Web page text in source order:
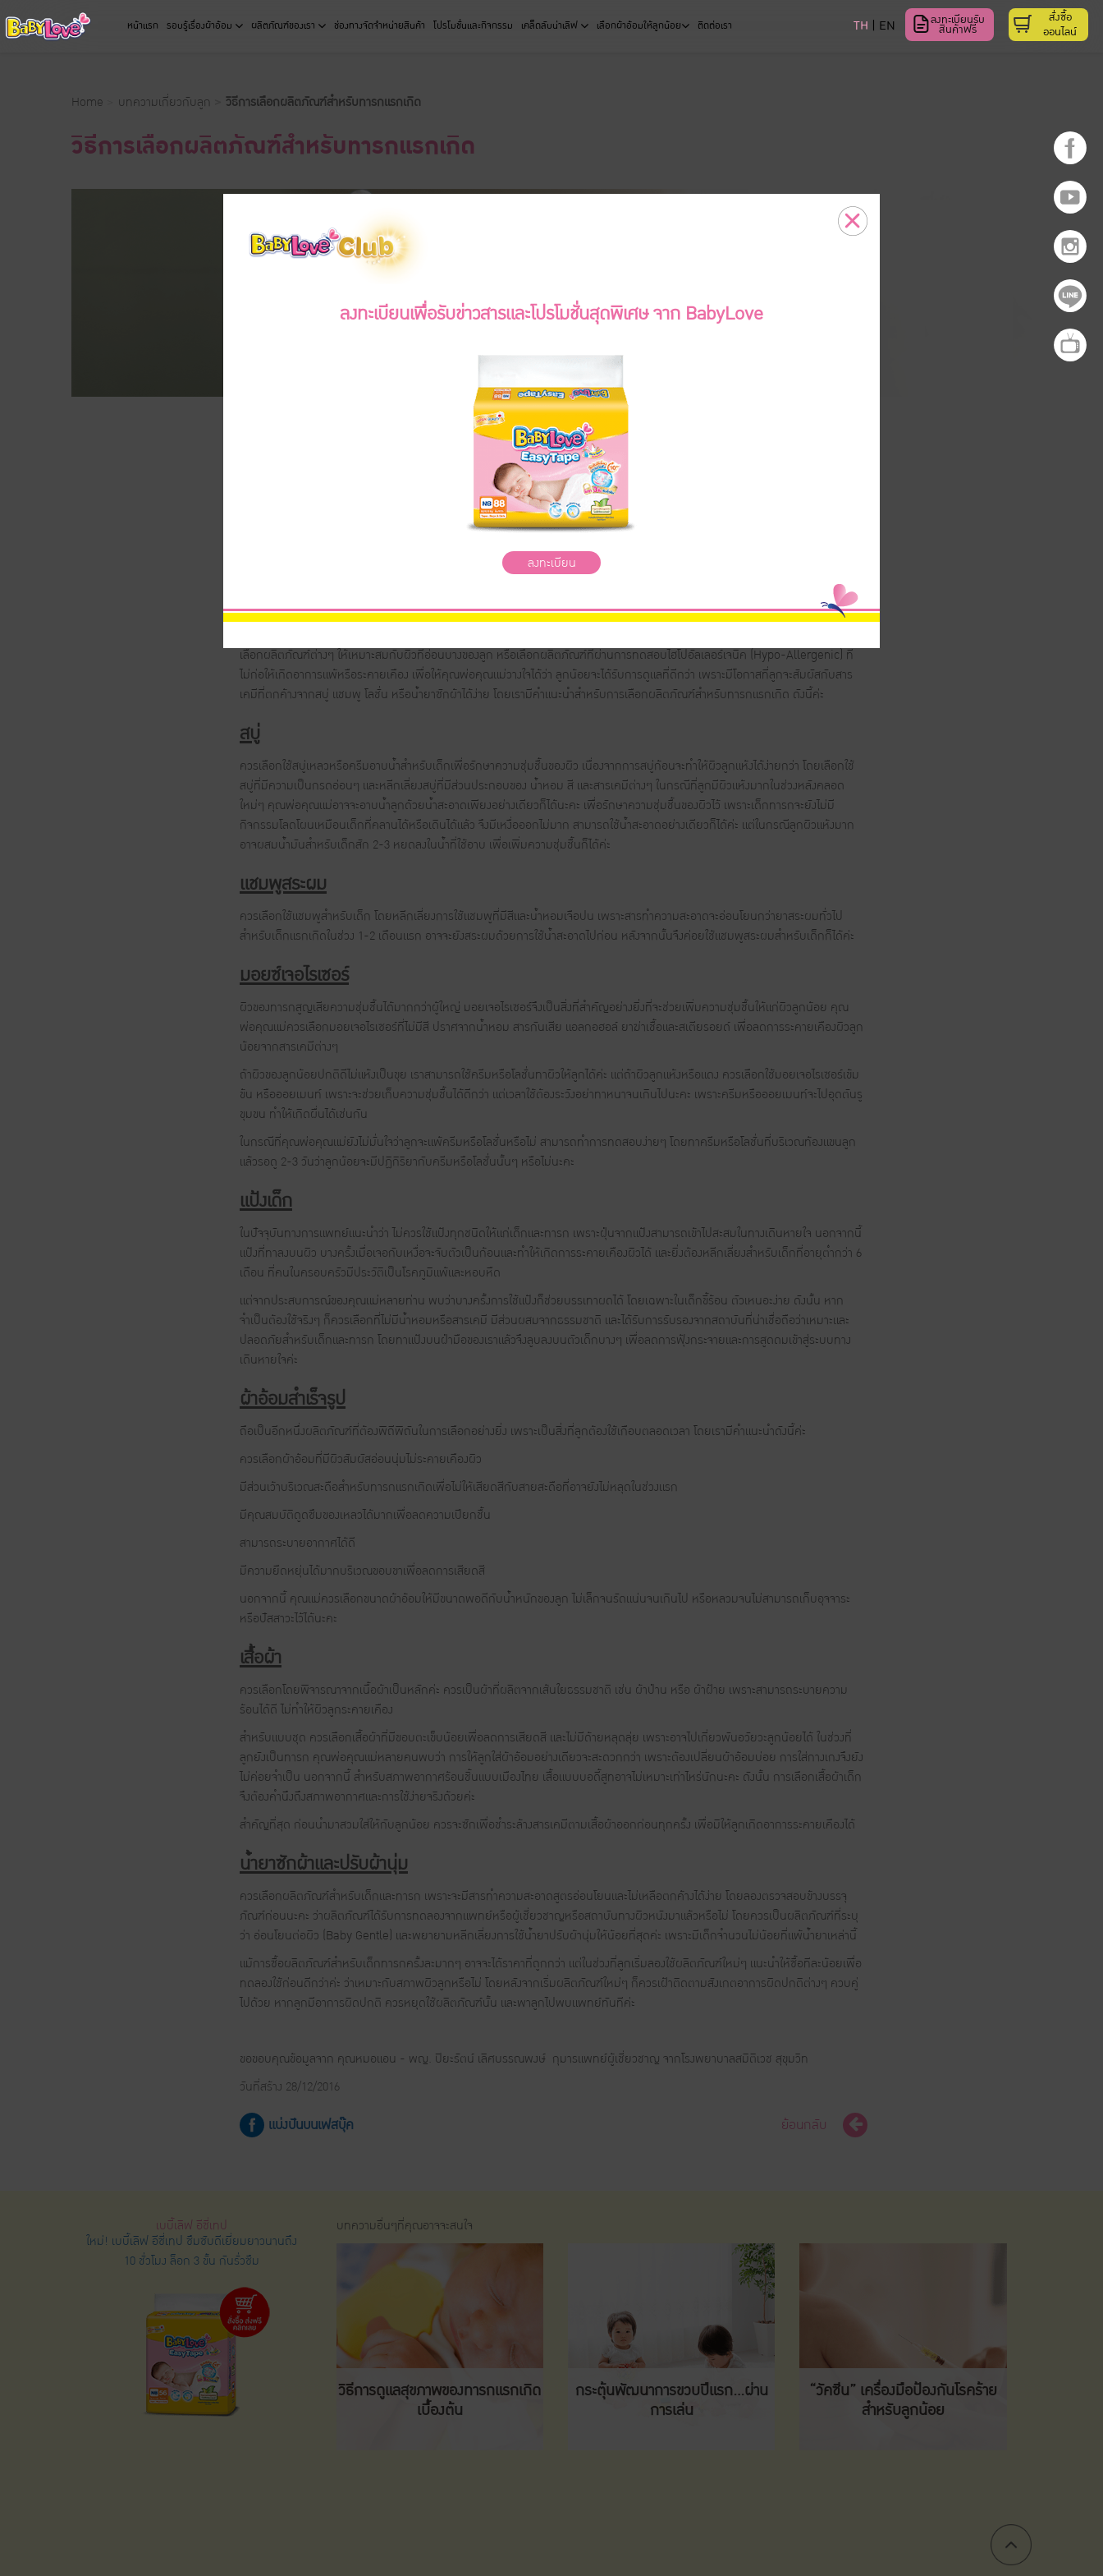
หน้าแรก รอบรู้เรื่องผ้าอ้อม ผลิตภัณฑ์ของเรา ช่องทางจัดจำหน่ายสินค้า โปรโมชั่นและกิจกรรม เคล็ดลับน่าเลิฟ เลือกผ้าอ้อมให้ลูกน้อย ติดต่อเรา TH EN ลงทะเบียนรับ
สินค้าฟรี
สั่งซื้อ
ออนไลน์
Home บทความเกี่ยวกับลูก วิธีการเลือกผลิตภัณฑ์สำหรับทารกแรกเกิด
วิธีการเลือกผลิตภัณฑ์สำหรับทารกแรกเกิด
ผลิตภัณฑ์สำหรับเด็กน้อย เป็นสิ่งที่คุณพ่อคุณแม่จะต้องมีความพิถีพิถันในการเลือกยิ่งกว่าผลิตภัณฑ์ที่ใช้เองอีกค่ะ เนื่องจากผิวของ
ลูกน้อยเมื่อแรกเกิดจะมีลักษณะพิเศษคือ ละเอียดอ่อน บอบบางและระคายเคืองต่อสิ่งที่มากระทบได้ง่าย โดยเฉพาะสารเคมีต่างๆ เนื่องจาก
เลือกผลิตภัณฑ์ต่างๆ ให้เหมาะสมกับผิวที่อ่อนบางของลูก หรือเลือกผลิตภัณฑ์ที่ผ่านการทดสอบไฮโปอัลเลอร์เจนิค (Hypo-Allergenic) ที่
ไม่ก่อให้เกิดอาการแพ้หรือระคายเคือง เพื่อให้คุณพ่อคุณแม่วางใจได้ว่า ลูกน้อยจะได้รับการดูแลที่ดีกว่า เพราะมีโอกาสที่ลูกจะสัมผัสกับสาร
เคมีที่ตกค้างจากสบู่ แชมพู โลชั่น หรือน้ำยาซักผ้าได้ง่าย โดยเรามีคำแนะนำสำหรับการเลือกผลิตภัณฑ์สำหรับทารกแรกเกิด ดังนี้ค่ะ
สบู่
ควรเลือกใช้สบู่เหลวหรือครีมอาบน้ำสำหรับเด็กเพื่อรักษาความชุ่มชื้นของผิว เนื่องจากการสบู่ก้อนจะทำให้ผิวลูกแห้งได้ง่ายกว่า โดยเลือกใช้
สบู่ที่มีความเป็นกรดอ่อนๆ และหลีกเลี่ยงสบู่ที่มีส่วนประกอบของ น้ำหอม สี และสารเคมีต่างๆ ในกรณีที่ลูกมีผิวแห้งมากในช่วงหลังคลอด
ใหม่ๆ คุณพ่อคุณแม่อาจจะอาบน้ำลูกด้วยน้ำสะอาดเพียงอย่างเดียวก็ได้นะคะ เพื่อรักษาความชุ่มชื้นของผิวไว้ เพราะเด็กทารกจะยังไม่มี
กิจกรรมโลดโผนเหมือนเด็กที่คลานได้หรือเดินได้แล้ว จึงมีเหงื่อออกไม่มาก สามารถใช้น้ำสะอาดอย่างเดียวก็ได้ค่ะ แต่ในกรณีลูกผิวแห้งมาก
อาจผสมน้ำมันสำหรับเด็กสัก 2-3 หยดลงในน้ำที่ใช้อาบ เพื่อเพิ่มความชุ่มชื้นก็ได้ค่ะ
แชมพูสระผม
ควรเลือกใช้แชมพูสำหรับเด็ก โดยหลีกเลี่ยงการใช้แชมพูที่มีสีและน้ำหอมเจือปน เพราะสารทำความสะอาดจะอ่อนโยนกว่ายาสระผมทั่วไป
สำหรับเด็กแรกเกิดในช่วง 1-2 เดือนแรก อาจจะยังสระผมด้วยการใช้น้ำสะอาดไปก่อน หลังจากนั้นจึงค่อยใช้แชมพูสระผมสำหรับเด็กก็ได้ค่ะ
มอยซ์เจอไรเซอร์
ผิวของทารกสูญเสียความชุ่มชื้นได้มากกว่าผู้ใหญ่ มอยเจอไรเซอร์จึงเป็นสิ่งที่สำคัญอย่างยิ่งที่จะช่วยเพิ่มความชุ่มชื้นให้แก่ผิวลูกน้อย คุณ
พ่อคุณแม่ควรเลือกมอยเจอไรเซอร์ที่ไม่มีสี ปราศจากน้ำหอม สารกันเสีย แอลกอฮอล์ ยาฆ่าเชื้อและสเตียรอยด์ เพื่อลดการระคายเคืองผิวลูก
น้อยจากสารเคมีต่างๆ
ถ้าผิวของลูกน้อยปกติดีไม่แห้งเป็นขุย เราสามารถใช้ครีมหรือโลชั่นทาผิวให้ลูกได้ค่ะ แต่ถ้าผิวลูกแห้งหรือแดง ควรเลือกใช้มอยเจอไรเซอร์เข้ม
ข้น หรือออยเมนท์ เพราะจะช่วยเก็บความชุ่มชื้นได้ดีกว่า แต่เวลาใช้ต้องระวังอย่าทาหนาจนเกินไปนะคะ เพราะครีมหรือออยเมนท์จะไปอุดตันรู
ขุมขน ทำให้เกิดผื่นได้เช่นกัน
ในกรณีที่คุณพ่อคุณแม่ยังไม่มั่นใจว่าลูกจะแพ้ครีมหรือโลชั่นหรือไม่ สามารถทำการทดสอบง่ายๆ โดยทาครีมหรือโลชั่นที่บริเวณท้องแขนลูก
แล้วรอดู 2-3 วันว่าลูกน้อยจะมีปฏิกิริยากับครีมหรือโลชั่นนั้นๆ หรือไม่นะคะ
แป้งเด็ก
ในปัจจุบันทางการแพทย์แนะนำว่า ไม่ควรใช้แป้งทุกชนิดให้แก่เด็กและทารก เพราะฝุ่นจากแป้งสามารถเข้าไปสะสมในทางเดินหายใจ นอกจากนี้
แป้งที่ทาลงบนผิว บางครั้งเมื่อเจอกับเหงื่อจะจับตัวเป็นก้อนและทำให้เกิดการระคายเคืองผิวได้ และยิ่งต้องหลีกเลี่ยงสำหรับเด็กที่อายุต่ำกว่า 6
เดือน ที่คนในครอบครัวมีประวัติเป็นโรคภูมิแพ้และหอบหืด
แต่จากประสบการณ์ของคุณแม่หลายท่าน พบว่าบางครั้งการใช้แป้งก็ช่วยบรรเทาผดได้ โดยเฉพาะในเด็กขี้ร้อน ตัวเหนอะง่าย ดังนั้น หาก
จำเป็นต้องใช้จริงๆ ก็ควรเลือกที่ไม่มีน้ำหอมหรือสารเคมี มีส่วนผสมจากธรรมชาติ และได้รับการรับรองจากสถาบันที่น่าเชื่อถือว่าเหมาะและ
ปลอดภัยสำหรับเด็กและทารก โดยทาแป้งบนฝ่ามือของเราแล้วจึงลูบลงบนตัวเด็กบางๆ เพื่อลดการฟุ้งกระจายและการสูดดมเข้าสู่ระบบทาง
เดินหายใจค่ะ
ผ้าอ้อมสำเร็จรูป
ถือเป็นอีกหนึ่งผลิตภัณฑ์ที่ต้องพิถีพิถันในการเลือกอย่างยิ่ง เพราะเป็นสิ่งที่ลูกต้องใช้เกือบตลอดเวลา โดยเรามีคำแนะนำดังนี้ค่ะ
ควรเลือกผ้าอ้อมที่มีผิวสัมผัสอ่อนนุ่มไม่ระคายเคืองผิว
มีส่วนเว้าบริเวณสะดือสำหรับทารกแรกเกิดเพื่อไม่ให้เสียดสีกับสายสะดือที่อาจยังไม่หลุดในช่วงแรก
มีคุณสมบัติดูดซึมของเหลวได้มากเพื่อลดความเปียกชื้น
สามารถระบายอากาศได้ดี
มีความยืดหยุ่นได้มากบริเวณขอบขาเพื่อลดการเสียดสี
นอกจากนี้ คุณแม่ควรเลือกขนาดผ้าอ้อมให้มีขนาดพอดีกับน้ำหนักของลูก ไม่เล็กจนรัดแน่นจนเกินไป หรือหลวมจนไม่สามารถเก็บอุจจาระ
หรือปัสสาวะไว้ได้นะคะ
เสื้อผ้า
ควรเลือกโดยพิจารณาจากเนื้อผ้าเป็นหลักค่ะ ควรเป็นผ้าที่ผลิตจากเส้นใยธรรมชาติ เช่น ผ้าป่าน หรือ ผ้าฝ้าย เพราะสามารถระบายความ
ร้อนได้ดี ไม่ทำให้ผิวลูกระคายเคือง
สำหรับแบบชุด ควรเลือกเสื้อผ้าที่มีขอบตะเข็บน้อยเพื่อลดการเสียดสี และไม่มีด้ายหลุดลุ่ย เพราะอาจไปเกี่ยวพันอวัยวะลูกน้อยได้ ในช่วงที่
ลูกยังเป็นทารก คุณพ่อคุณแม่หลายคนพบว่า การให้ลูกใส่ผ้าอ้อมอย่างเดียวจะสะดวกกว่า เพราะต้องเปลี่ยนผ้าอ้อมบ่อย การใส่กางเกงจึงยัง
ไม่ค่อยจำเป็น นอกจากนี้ สำหรับสภาพอากาศร้อนชิ้นแบบเมืองไทย เสื้อแบบบอดี้สูทอาจไม่เหมาะเท่าไหร่นักนะคะ ดังนั้น การเลือกเสื้อผ้าเด็ก
จึงต้องคำนึงถึงสภาพอากาศและการใช้ง่ายจริงด้วยค่ะ
สำคัญที่สุด ก่อนนำมาสวมใส่ให้กับลูกน้อย ควรจะซักเพื่อชำระล้างสารเคมีตามเสื้อผ้าออกก่อนทุกครั้ง เพื่อมิให้ลูกเกิดอาการระคายเคืองได้
น้ำยาซักผ้าและปรับผ้านุ่ม
ควรเลือกผลิตภัณฑ์สำหรับเด็กและทารก เพราะจะมีสารทำความสะอาดสูตรอ่อนโยนและไม่เหลือตกค้างได้ง่าย โดยลองตรวจสอบข้างบรรจุ
ภัณฑ์ก่อนนะคะ ว่าผลิตภัณฑ์ได้รับการทดลองจากแพทย์หรือผู้เชี่ยวชาญหรือสถาบันทางผิวหนังมาแล้วหรือไม่ โดยควรเป็นผลิตภัณฑ์ที่ระบุ
ว่า อ่อนโยนต่อผิว (Baby Gentle) และพยายามหลีกเลี่ยงการใช้น้ำยาปรับผ้านุ่มให้น้อยที่สุดค่ะ เพราะมีเด็กจำนวนไม่น้อยที่แพ้น้ำยาเหล่านี้
แม้การซื้อผลิตภัณฑ์สำหรับเด็กทารกครั้งละมากๆ อาจจะได้ราคาที่ถูกกว่า แต่ในช่วงที่ลูกเริ่มลองใช้ผลิตภัณฑ์ใหม่ๆ แนะนำให้ซื้อทีละน้อยเพื่อ
ทดลองใช้ก่อนดีกว่าค่ะ ว่าเหมาะกับสภาพผิวลูกหรือไม่ โดยหลังจากเริ่มผลิตภัณฑ์ใหม่ๆ ก็ควรเฝ้าติดตามสังเกตอาการผิดปกติต่างๆ ควบคู่
ไปด้วย หากลูกมีอาการผิดปกติ ควรหยุดใช้ผลิตภัณฑ์นั้น และพาลูกไปพบแพทย์ทันทีค่ะ
ขอขอบคุณข้อมูลจาก คุณหมอแอน - พญ. ปิยะรัตน์ เลิศบรรณพงษ์ กุมารแพทย์ผู้เชี่ยวชาญ จากโรงพยาบาลสมิติเวช สุขุมวิท
วันที่สร้าง 28/12/2016
แบ่งปันบนเฟสบุ๊ค ย้อนกลับ
เบบี้เลิฟ อีซี่เทป
ใหม่! เบบี้เลิฟ อีซี่เทป ซึมซับดีเยี่ยมยาวนานถึง
10 ชั่วโมง ล็อก 3 ขั้น กันรั่วซึม
บทความอื่นๆที่คุณอาจจะสนใจ
วิธีการดูแลสุขภาพของทารกแรกเกิด
เบื้องต้น
กระตุ้นพัฒนาการขวบปีแรก…ผ่าน
การเล่น
“วัคซีน” เครื่องมือป้องกันโรคร้าย
สำหรับลูกน้อย